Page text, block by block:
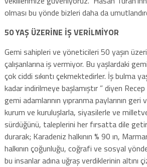
olması bu yönde bizleri daha da
50 YAŞ ÜZERİNE İŞ VERİLMİYOR
Gemi sahipleri ve yöneticileri 50 yaşın
çalışanlarına iş vermiyor. Bu yaşlardaki
çok ciddi sıkıntı çekmektedirler. İş bulma
kadar indirilmeye başlamıştır ” diyen
gemi adamlarının yıpranma paylarının
kurum ve kuruluşlarla, siyasilerle ve
sürdüğünü, taleplerini her fırsatta dile
durarak; Karadeniz halkının % 90 ın,
halkının çoğunluğu, coğrafi ve sosyal
bu insanlar adına uğraş verdiklerinin altını